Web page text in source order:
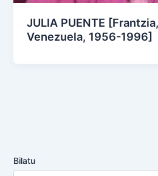
JULIA PUENTE
Venezuela, 1956-1996]
Bilatu